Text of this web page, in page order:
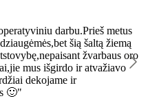
darbu.Prieš metus
šią šaltą žiemą
žvarbaus oro
mus išgirdo ir atvažiavo
dekojame ir
🙂"